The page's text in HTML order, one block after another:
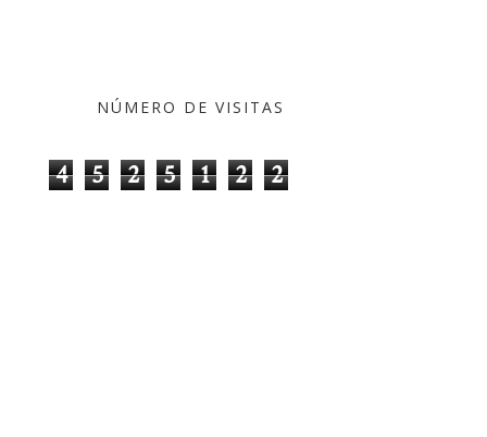
NÚMERO DE VISITAS
4 5 2 5 1 2 2